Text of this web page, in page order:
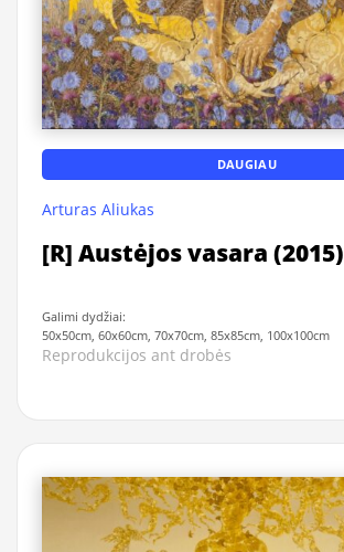
DAUGIAU
Arturas Aliukas
[R] Austėjos vasara (2015)
Galimi dydžiai:
50x50cm, 60x60cm, 70x70cm, 85x85cm, 100x100cm
Reprodukcijos ant drobės